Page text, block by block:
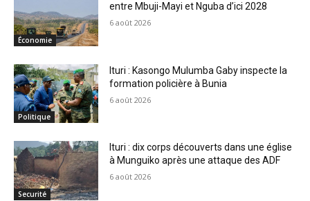
Économie
entre Mbuji-Mayi et Nguba d’ici 2028
6 août 2026
Politique
Ituri : Kasongo Mulumba Gaby inspecte la
formation policière à Bunia
6 août 2026
Securité
Ituri : dix corps découverts dans une église
à Munguiko après une attaque des ADF
6 août 2026